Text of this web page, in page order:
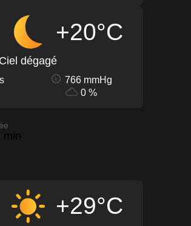
+20°C
Ciel dégagé
766 mmHg
0 %
min
+29°C